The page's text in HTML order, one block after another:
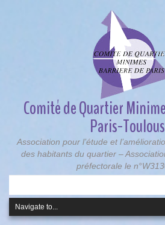
Comité de Quartier
Paris-
Association pour l’étude et
des habitants du quartier –
préfectorale le